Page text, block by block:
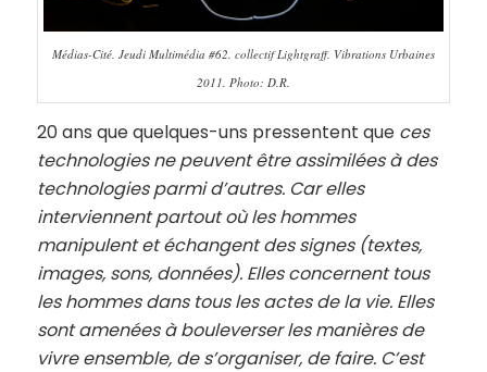
Médias-Cité. Jeudi Multimédia #62. collectif Lightgraff. Vibrations Urbaines
2011. Photo: D.R.
20 ans que quelques-uns pressentent que ces
technologies ne peuvent être assimilées à des
technologies parmi d’autres. Car elles
interviennent partout où les hommes
manipulent et échangent des signes (textes,
images, sons, données). Elles concernent tous
les hommes dans tous les actes de la vie. Elles
sont amenées à bouleverser les manières de
vivre ensemble, de s’organiser, de faire. C’est